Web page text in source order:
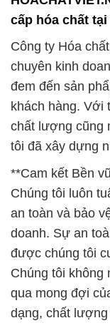
cấp hóa chất
Công ty Hóa
chuyên kinh
đem đến sản
khách hàng. Với
chất lượng cũng
tôi đã xây dựng
**Cam kết Bền
Chúng tôi luôn
an toàn và bảo
doanh. Sự an
được chúng tôi
Chúng tôi
qua mong đợi
dạng, chất